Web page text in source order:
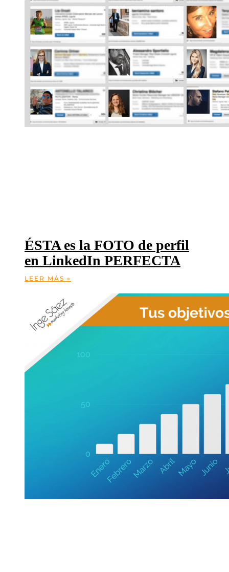
ÉSTA es la FOTO de perfil
en LinkedIn PERFECTA
LEER MÁS »